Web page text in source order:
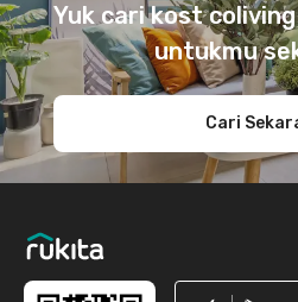
Yuk cari kost
untukmu
Cari